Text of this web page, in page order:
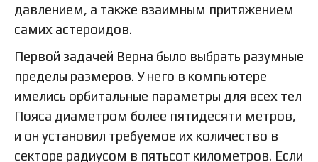
давлением, а также взаимным притяжением
самих астероидов.
Первой задачей Верна было выбрать разумные
пределы размеров. У него в компьютере
имелись орбитальные параметры для всех тел
Пояса диаметром более пятидесяти метров,
и он установил требуемое их количество в
секторе радиусом в пятьсот километров. Если